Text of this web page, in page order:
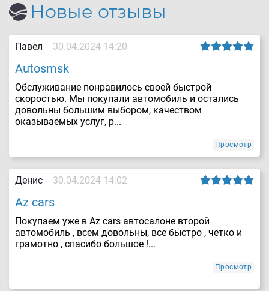
Новые отзывы
Павел 30.04.2024 14:20
Autosmsk
Обслуживание понравилось своей быстрой
скоростью. Мы покупали автомобиль и остались
довольны большим выбором, качеством
оказываемых услуг, р...
Просмотр
Денис 30.04.2024 14:02
Az cars
Покупаем уже в Az cars автосалоне второй
автомобиль , всем довольны, все быстро , четко и
грамотно , спасибо большое !...
Просмотр